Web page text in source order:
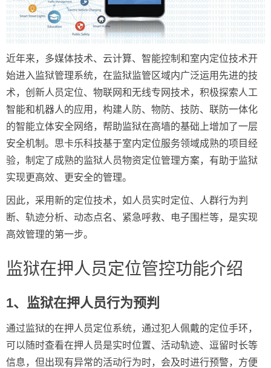
近年来，多媒体技术、云计算、智能控制和室内定位技术开
始进入监狱管理系统，在监狱监管区域内广泛运用先进的技
术，创新人员定位、物联网和无线专网技术，积极探索人工
智能和机器人的应用，构建人防、物防、技防、联防一体化
的智能立体安全网络，帮助监狱在高墙的基础上增加了一层
安全机制。思卡乐科技基于室内定位服务领域成熟的项目经
验，制定了成熟的监狱人员物资定位管理方案，有助于监狱
实现更高效、更安全的管理。
因此，采用新的定位技术，如人员实时定位、人群行为判
断、轨迹分析、动态点名、紧急呼救、电子围栏等，是实现
高效管理的第一步。
监狱在押人员定位管控功能介绍
1、监狱在押人员行为预判
通过监狱的在押人员定位系统，通过犯人佩戴的定位手环，
可以随时查看在押人员是实时位置、活动轨迹、逗留时长等
信息，但出现有异常的活动行为时，会及时进行预警，方便